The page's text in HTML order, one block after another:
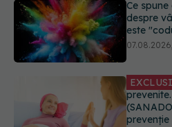
Ce
despre
este
prevenție